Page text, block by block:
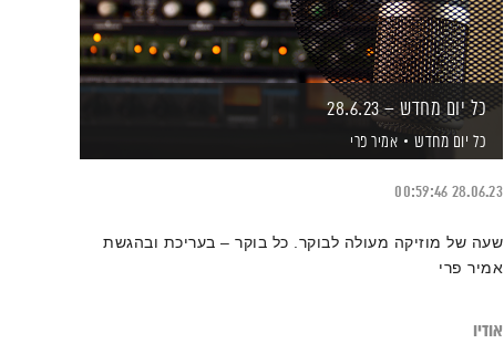
כל יום מחדש – 28.6.23
כל יום מחדש אמיר פרי
28.06.23
00:59:46
שעה של מוזיקה מעולה לבוקר. כל בוקר – בעריכת ובהגשת
אמיר פרי
אודיו